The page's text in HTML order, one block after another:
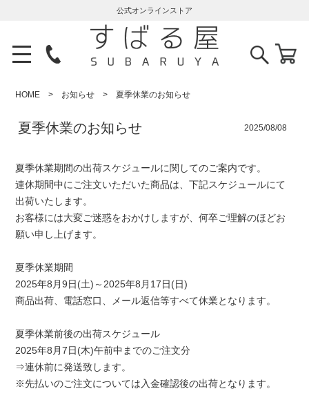
公式オンラインストア
HOME お知らせ 夏季休業のお知らせ
夏季休業のお知らせ 2025/08/08
夏季休業期間の出荷スケジュールに関してのご案内です。
連休期間中にご注文いただいた商品は、下記スケジュールにて
出荷いたします。
お客様には大変ご迷惑をおかけしますが、何卒ご理解のほどお
願い申し上げます。
夏季休業期間
2025年8月9日(土)～2025年8月17日(日)
商品出荷、電話窓口、メール返信等すべて休業となります。
夏季休業前後の出荷スケジュール
2025年8月7日(木)午前中までのご注文分
⇒連休前に発送致します。
※先払いのご注文については入金確認後の出荷となります。